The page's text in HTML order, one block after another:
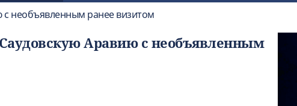
с необъявленным ранее визитом
Аравию с необъявленным